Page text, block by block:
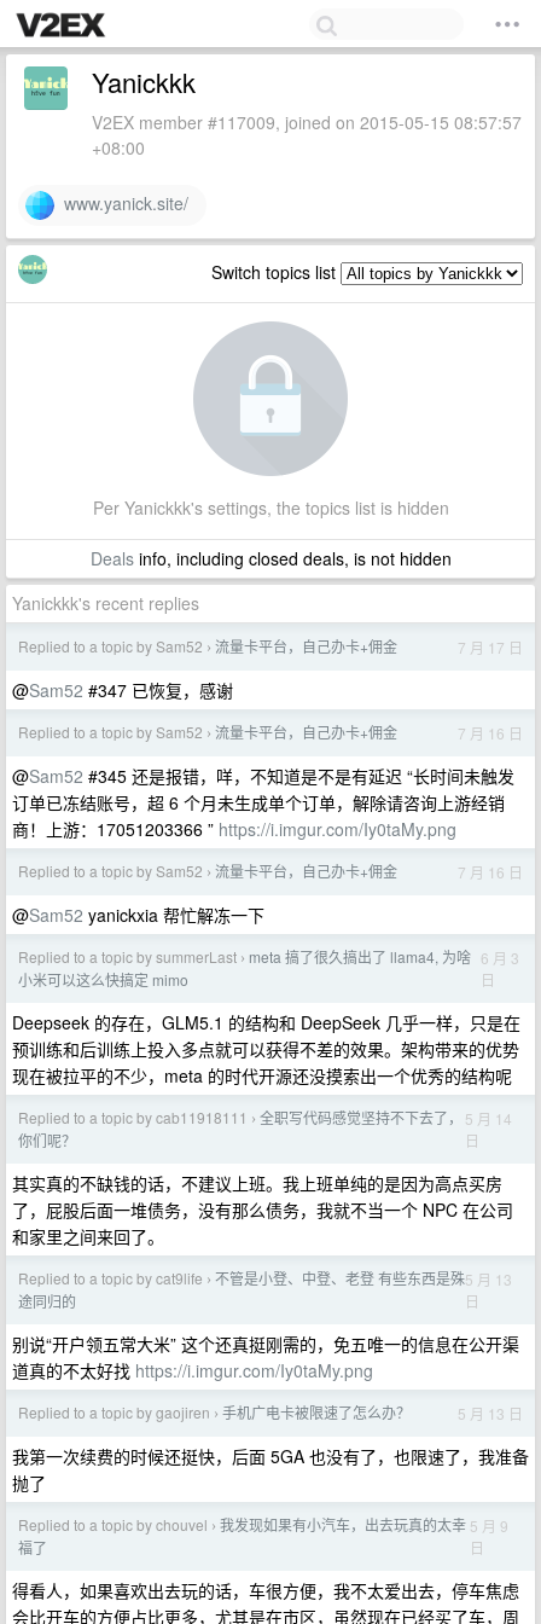
Yanickkk
V2EX member #117009, joined on 2015-05-15 08:57:57
+08:00
www.yanick.site/
Switch topics list
Per Yanickkk's settings, the topics list is hidden
Dealsinfo, including closed deals, is not hidden
Yanickkk's recent replies
Replied to a topic by Sam52 › 流量卡平台，自己办卡+佣金 7 月 17 日
@Sam52 #347 已恢复，感谢
Replied to a topic by Sam52 › 流量卡平台，自己办卡+佣金 7 月 16 日
@Sam52 #345 还是报错，咩，不知道是不是有延迟 “长时间未触发
订单已冻结账号，超 6 个月未生成单个订单，解除请咨询上游经销
商！上游：17051203366 ” https://i.imgur.com/Iy0taMy.png
Replied to a topic by Sam52 › 流量卡平台，自己办卡+佣金 7 月 16 日
@Sam52 yanickxia 帮忙解冻一下
Replied to a topic by summerLast › meta 搞了很久搞出了 llama4, 为啥
小米可以这么快搞定 mimo
6 月 3
日
Deepseek 的存在，GLM5.1 的结构和 DeepSeek 几乎一样，只是在
预训练和后训练上投入多点就可以获得不差的效果。架构带来的优势
现在被拉平的不少，meta 的时代开源还没摸索出一个优秀的结构呢
Replied to a topic by cab11918111 › 全职写代码感觉坚持不下去了，
你们呢？
5 月 14
日
其实真的不缺钱的话，不建议上班。我上班单纯的是因为高点买房
了，屁股后面一堆债务，没有那么债务，我就不当一个 NPC 在公司
和家里之间来回了。
Replied to a topic by cat9life › 不管是小登、中登、老登 有些东西是殊
途同归的
5 月 13
日
别说“开户领五常大米” 这个还真挺刚需的，免五唯一的信息在公开渠
道真的不太好找 https://i.imgur.com/Iy0taMy.png
Replied to a topic by gaojiren › 手机广电卡被限速了怎么办？ 5 月 13 日
我第一次续费的时候还挺快，后面 5GA 也没有了，也限速了，我准备
抛了
Replied to a topic by chouvel › 我发现如果有小汽车，出去玩真的太幸
福了
5 月 9
日
得看人，如果喜欢出去玩的话，车很方便，我不太爱出去，停车焦虑
会比开车的方便占比更多，尤其是在市区，虽然现在已经买了车，周